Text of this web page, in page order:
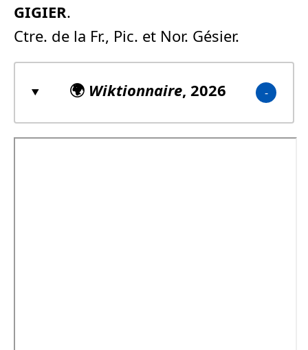
GIGIER.
Ctre. de la Fr., Pic. et Nor. Gésier.
🌍 Wiktionnaire, 2026